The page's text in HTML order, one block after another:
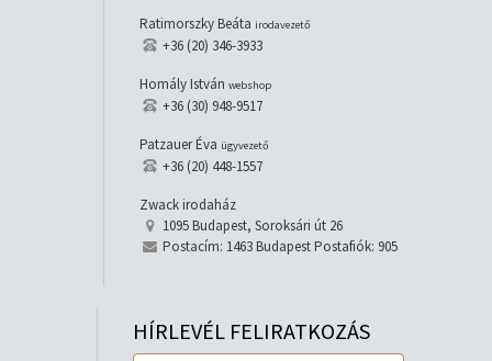
Ratimorszky Beáta irodavezető
+36 (20) 346-3933
Homály István webshop
+36 (30) 948-9517
Patzauer Éva ügyvezető
+36 (20) 448-1557
Zwack irodaház
1095 Budapest, Soroksári út 26
Postacím: 1463 Budapest Postafiók: 905
HÍRLEVÉL FELIRATKOZÁS